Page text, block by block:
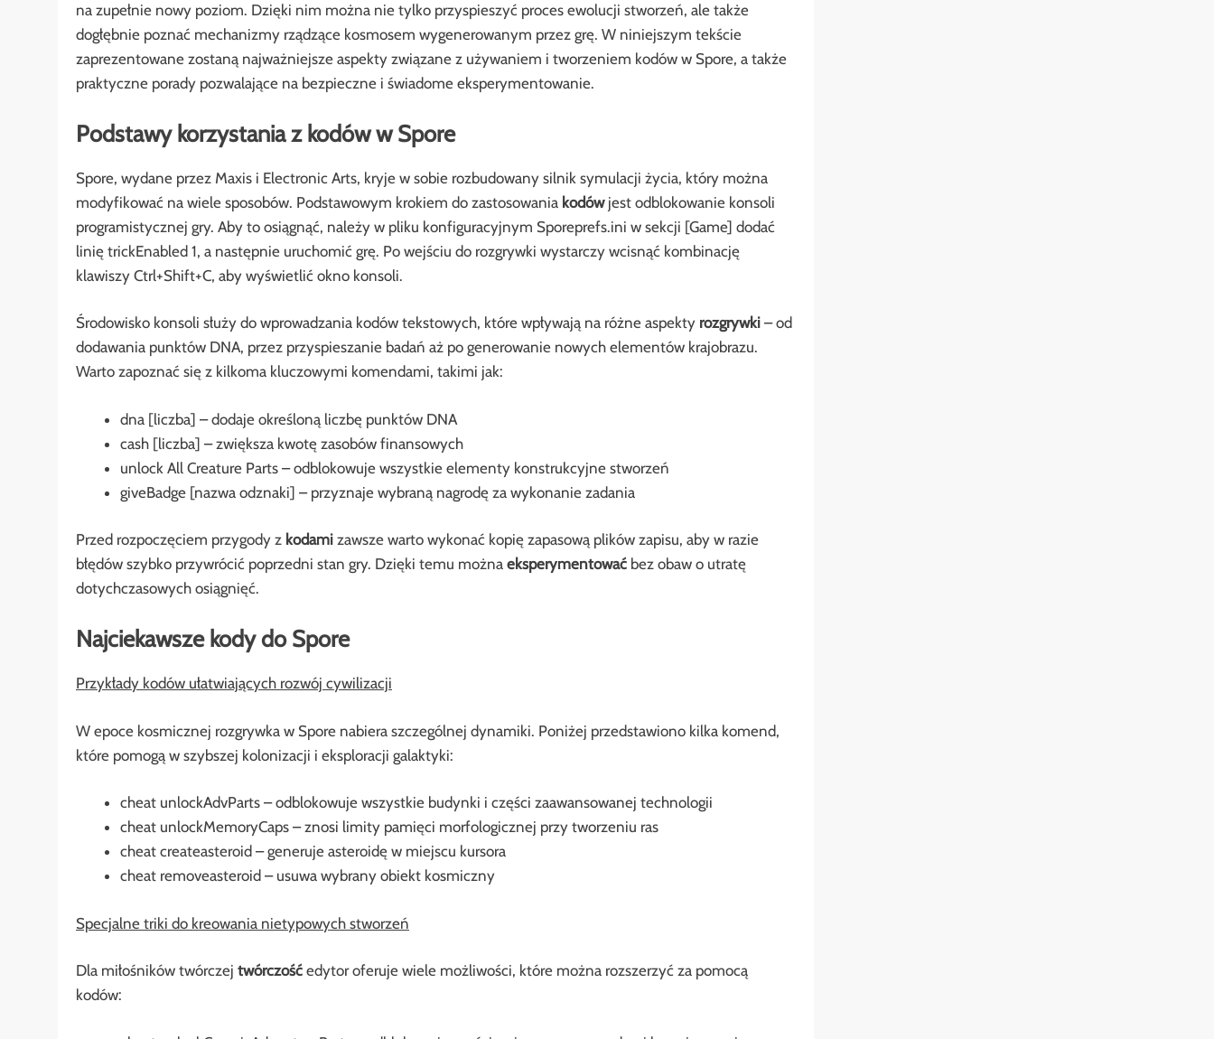
na zupełnie nowy poziom. Dzięki nim można nie tylko przyspieszyć proces ewolucji stworzeń, ale także
dogłębnie poznać mechanizmy rządzące kosmosem wygenerowanym przez grę. W niniejszym tekście
zaprezentowane zostaną najważniejsze aspekty związane z używaniem i tworzeniem kodów w Spore, a także
praktyczne porady pozwalające na bezpieczne i świadome eksperymentowanie.
Podstawy korzystania z kodów w Spore
Spore, wydane przez Maxis i Electronic Arts, kryje w sobie rozbudowany silnik symulacji życia, który można
modyfikować na wiele sposobów. Podstawowym krokiem do zastosowania kodówjest odblokowanie konsoli
programistycznej gry. Aby to osiągnąć, należy w pliku konfiguracyjnym Sporeprefs.ini w sekcji [Game] dodać
linię trickEnabled 1, a następnie uruchomić grę. Po wejściu do rozgrywki wystarczy wcisnąć kombinację
klawiszy Ctrl+Shift+C, aby wyświetlić okno konsoli.
Środowisko konsoli służy do wprowadzania kodów tekstowych, które wpływają na różne aspekty rozgrywki – od
dodawania punktów DNA, przez przyspieszanie badań aż po generowanie nowych elementów krajobrazu.
Warto zapoznać się z kilkoma kluczowymi komendami, takimi jak:
dna [liczba] – dodaje określoną liczbę punktów DNA
cash [liczba] – zwiększa kwotę zasobów finansowych
unlock All Creature Parts – odblokowuje wszystkie elementy konstrukcyjne stworzeń
giveBadge [nazwa odznaki] – przyznaje wybraną nagrodę za wykonanie zadania
Przed rozpoczęciem przygody z kodami zawsze warto wykonać kopię zapasową plików zapisu, aby w razie
błędów szybko przywrócić poprzedni stan gry. Dzięki temu można eksperymentować bez obaw o utratę
dotychczasowych osiągnięć.
Najciekawsze kody do Spore
Przykłady kodów ułatwiających rozwój cywilizacji
W epoce kosmicznej rozgrywka w Spore nabiera szczególnej dynamiki. Poniżej przedstawiono kilka komend,
które pomogą w szybszej kolonizacji i eksploracji galaktyki:
cheat unlockAdvParts – odblokowuje wszystkie budynki i części zaawansowanej technologii
cheat unlockMemoryCaps – znosi limity pamięci morfologicznej przy tworzeniu ras
cheat createasteroid – generuje asteroidę w miejscu kursora
cheat removeasteroid – usuwa wybrany obiekt kosmiczny
Specjalne triki do kreowania nietypowych stworzeń
Dla miłośników twórczej twórczość edytor oferuje wiele możliwości, które można rozszerzyć za pomocą
kodów: